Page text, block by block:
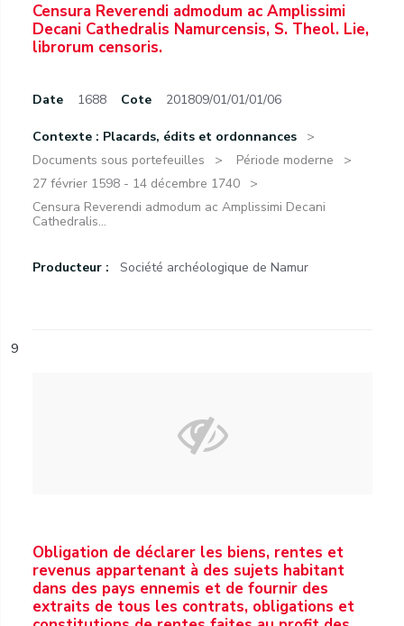
Censura Reverendi admodum ac Amplissimi
Decani Cathedralis Namurcensis, S. Theol. Lie,
librorum censoris.
Date 1688 Cote 201809/01/01/01/06
Contexte : Placards, édits et ordonnances
Documents sous portefeuilles
Période moderne
27 février 1598 - 14 décembre 1740
Censura Reverendi admodum ac Amplissimi Decani
Cathedralis...
Producteur : Société archéologique de Namur
9
Obligation de déclarer les biens, rentes et
revenus appartenant à des sujets habitant
dans des pays ennemis et de fournir des
extraits de tous les contrats, obligations et